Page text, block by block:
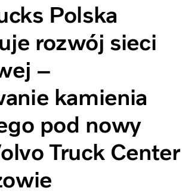
Polska
rozwój sieci
–
kamienia
pod nowy
Truck Center